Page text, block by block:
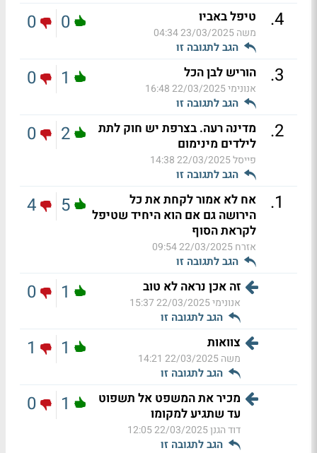
4
. טיפל באביו
משה23/03/2025 04:34
הגב לתגובה זו
0
0
3
. הוריש לבן הכל
אנונימי22/03/2025 16:48
הגב לתגובה זו
1
0
2
.
מדינה רעה. בצרפת יש חוק לתת
לילדים מינימום
פייסל22/03/2025 14:38
הגב לתגובה זו
2
0
1
.
אח לא אמור לקחת את כל
הירושה גם אם הוא היחיד שטיפל
לקראת הסוף
אזרח22/03/2025 09:54
הגב לתגובה זו
5
4
זה אכן נראה לא טוב
אנונימי22/03/2025 15:37
הגב לתגובה זו
1
0
צוואות
משה22/03/2025 14:21
הגב לתגובה זו
1
1
מכיר את המשפט אל תשפוט
עד שתגיע למקומו
דוד הגנן22/03/2025 12:05
הגב לתגובה זו
1
0